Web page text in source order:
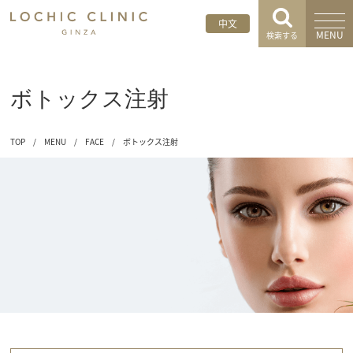
中文
検索する MENU
ボトックス注射
TOP / MENU / FACE / ボトックス注射